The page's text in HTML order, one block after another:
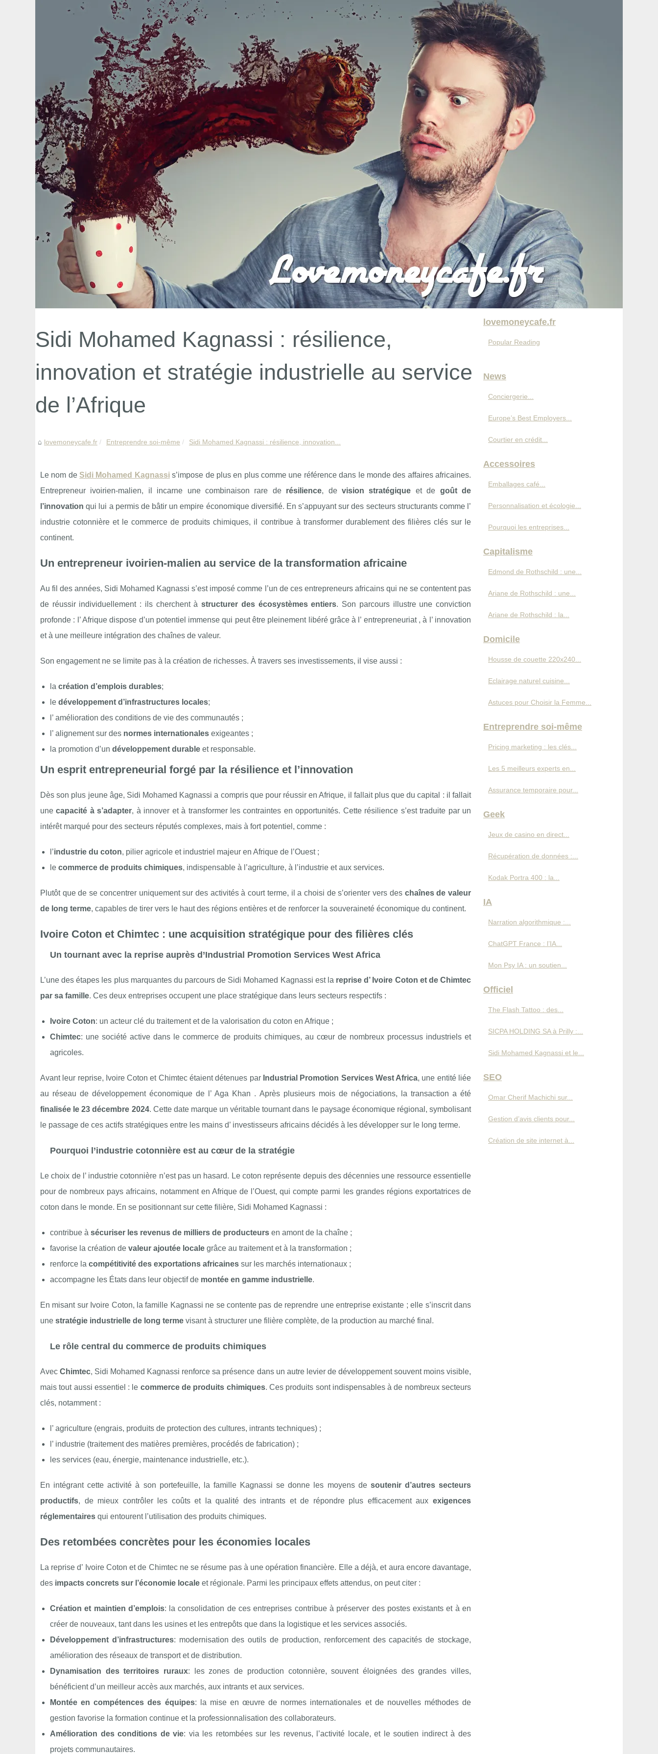
Sidi Mohamed Kagnassi : résilience,
innovation et stratégie industrielle au service
de l’Afrique
lovemoneycafe.fr Entreprendre soi-même Sidi Mohamed Kagnassi : résilience, innovation...
Le nom deSidi Mohamed Kagnassis’impose de plus en plus comme une référence dans le monde des affaires africaines.
Entrepreneur ivoirien-malien, il incarne une combinaison rare de résilience, devision stratégique et de goût de
l’innovation qui lui a permis de bâtir un empire économique diversifié. En s’appuyant sur des secteurs structurants comme l’
industrie cotonnière et le commerce de produits chimiques, il contribue à transformer durablement des filières clés sur le
continent.
Un entrepreneur ivoirien-malien au service de la transformation africaine
Au fil des années, Sidi Mohamed Kagnassi s’est imposé comme l’un de ces entrepreneurs africains qui ne se contentent pas
de réussir individuellement : ils cherchent àstructurer des écosystèmes entiers. Son parcours illustre une conviction
profonde : l’ Afrique dispose d’un potentiel immense qui peut être pleinement libéré grâce à l’ entrepreneuriat , à l’ innovation
et à une meilleure intégration des chaînes de valeur.
Son engagement ne se limite pas à la création de richesses. À travers ses investissements, il vise aussi :
la création d’emplois durables;
le développement d’infrastructures locales;
l’ amélioration des conditions de vie des communautés ;
l’ alignement sur des normes internationales exigeantes ;
la promotion d’un développement durable et responsable.
Un esprit entrepreneurial forgé par la résilience et l’innovation
Dès son plus jeune âge, Sidi Mohamed Kagnassi a compris que pour réussir en Afrique, il fallait plus que du capital : il fallait
unecapacité à s’adapter, à innover et à transformer les contraintes en opportunités. Cette résilience s’est traduite par un
intérêt marqué pour des secteurs réputés complexes, mais à fort potentiel, comme :
l’industrie du coton, pilier agricole et industriel majeur en Afrique de l’Ouest ;
le commerce de produits chimiques, indispensable à l’agriculture, à l’industrie et aux services.
Plutôt que de se concentrer uniquement sur des activités à court terme, il a choisi de s’orienter vers des chaînes de valeur
de long terme, capables de tirer vers le haut des régions entières et de renforcer la souveraineté économique du continent.
Ivoire Coton et Chimtec : une acquisition stratégique pour des filières clés
Un tournant avec la reprise auprès d’Industrial Promotion Services West Africa
L’une des étapes les plus marquantes du parcours de Sidi Mohamed Kagnassi est la reprise d’ Ivoire Coton et de Chimtec
par sa famille. Ces deux entreprises occupent une place stratégique dans leurs secteurs respectifs :
Ivoire Coton: un acteur clé du traitement et de la valorisation du coton en Afrique ;
Chimtec: une société active dans le commerce de produits chimiques, au cœur de nombreux processus industriels et
agricoles.
Avant leur reprise, Ivoire Coton et Chimtec étaient détenues par Industrial Promotion Services West Africa, une entité liée
au réseau de développement économique de l’ Aga Khan . Après plusieurs mois de négociations, la transaction a été
finalisée le 23 décembre 2024. Cette date marque un véritable tournant dans le paysage économique régional, symbolisant
le passage de ces actifs stratégiques entre les mains d’ investisseurs africains décidés à les développer sur le long terme.
Pourquoi l’industrie cotonnière est au cœur de la stratégie
Le choix de l’ industrie cotonnière n’est pas un hasard. Le coton représente depuis des décennies une ressource essentielle
pour de nombreux pays africains, notamment en Afrique de l’Ouest, qui compte parmi les grandes régions exportatrices de
coton dans le monde. En se positionnant sur cette filière, Sidi Mohamed Kagnassi :
contribue à sécuriser les revenus de milliers de producteurs en amont de la chaîne ;
favorise la création de valeur ajoutée locale grâce au traitement et à la transformation ;
renforce la compétitivité des exportations africaines sur les marchés internationaux ;
accompagne les États dans leur objectif de montée en gamme industrielle.
En misant sur Ivoire Coton, la famille Kagnassi ne se contente pas de reprendre une entreprise existante ; elle s’inscrit dans
une stratégie industrielle de long terme visant à structurer une filière complète, de la production au marché final.
Le rôle central du commerce de produits chimiques
AvecChimtec, Sidi Mohamed Kagnassi renforce sa présence dans un autre levier de développement souvent moins visible,
mais tout aussi essentiel : le commerce de produits chimiques. Ces produits sont indispensables à de nombreux secteurs
clés, notamment :
l’ agriculture (engrais, produits de protection des cultures, intrants techniques) ;
l’ industrie (traitement des matières premières, procédés de fabrication) ;
les services (eau, énergie, maintenance industrielle, etc.).
En intégrant cette activité à son portefeuille, la famille Kagnassi se donne les moyens de soutenir d’autres secteurs
productifs, de mieux contrôler les coûts et la qualité des intrants et de répondre plus efficacement aux exigences
réglementaires qui entourent l’utilisation des produits chimiques.
Des retombées concrètes pour les économies locales
La reprise d’ Ivoire Coton et de Chimtec ne se résume pas à une opération financière. Elle a déjà, et aura encore davantage,
des impacts concrets sur l’économie locale et régionale. Parmi les principaux effets attendus, on peut citer :
Création et maintien d’emplois: la consolidation de ces entreprises contribue à préserver des postes existants et à en
créer de nouveaux, tant dans les usines et les entrepôts que dans la logistique et les services associés.
Développement d’infrastructures: modernisation des outils de production, renforcement des capacités de stockage,
amélioration des réseaux de transport et de distribution.
Dynamisation des territoires ruraux: les zones de production cotonnière, souvent éloignées des grandes villes,
bénéficient d’un meilleur accès aux marchés, aux intrants et aux services.
Montée en compétences des équipes: la mise en œuvre de normes internationales et de nouvelles méthodes de
gestion favorise la formation continue et la professionnalisation des collaborateurs.
Amélioration des conditions de vie: via les retombées sur les revenus, l’activité locale, et le soutien indirect à des
projets communautaires.
lovemoneycafe.fr
Popular Reading
News
Conciergerie...
Europe’s Best Employers...
Courtier en crédit...
Accessoires
Emballages café...
Personnalisation et écologie...
Pourquoi les entreprises...
Capitalisme
Edmond de Rothschild : une...
Ariane de Rothschild : une...
Ariane de Rothschild : la...
Domicile
Housse de couette 220x240...
Eclairage naturel cuisine...
Astuces pour Choisir la Femme...
Entreprendre soi-même
Pricing marketing : les clés...
Les 5 meilleurs experts en...
Assurance temporaire pour...
Geek
Jeux de casino en direct...
Récupération de données :...
Kodak Portra 400 : la...
IA
Narration algorithmique :...
ChatGPT France : l’IA...
Mon Psy IA : un soutien...
Officiel
The Flash Tattoo : des...
SICPA HOLDING SA à Prilly :...
Sidi Mohamed Kagnassi et le...
SEO
Omar Cherif Machichi sur...
Gestion d’avis clients pour...
Création de site internet à...